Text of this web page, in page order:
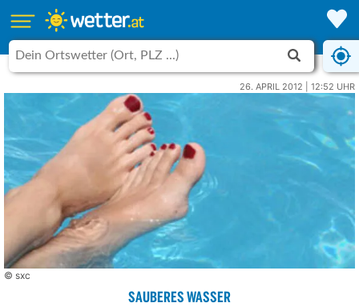
26. APRIL 2012 | 12:52 UHR
© sxc
SAUBERES WASSER